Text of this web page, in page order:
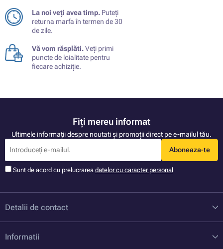
La noi veți avea timp. Puteți
returna marfa în termen de 30
de zile.
Vă vom răsplăti.Veți primi
puncte de loialitate pentru
fiecare achiziție.
Fiți mereu informat
Ultimele informații despre noutati și promoții direct pe e-mailul tău.
Aboneaza-te
Sunt de acord cu prelucrarea datelor cu caracter personal
Detalii de contact
Informatii